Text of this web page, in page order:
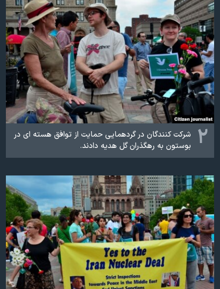
نرگس محمدی برنده جایزه نوبل صلح
همایش محافظه‌کاران آمریکا «سی‌پک»
صفحه‌های ویژه
سفر پرزیدنت ترامپ به چین
۲
شرکت کنندگان در گردهمایی حمایت از توافق هسته ای در
بوستون به رهگذران گل هدیه دادند.